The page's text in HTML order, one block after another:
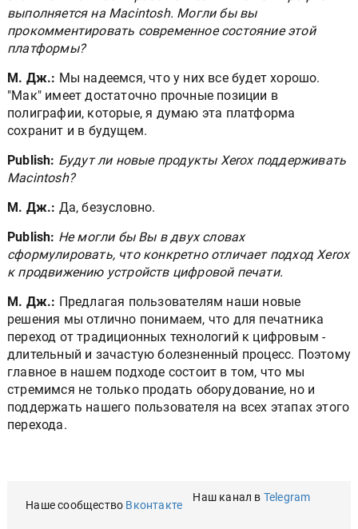
выполняется на Macintosh. Могли бы вы
прокомментировать современное состояние этой
платформы?
М. Дж.: Мы надеемся, что у них все будет хорошо.
"Мак" имеет достаточно прочные позиции в
полиграфии, которые, я думаю эта платформа
сохранит и в будущем.
Publish: Будут ли новые продукты Xerox поддерживать
Macintosh?
М. Дж.: Да, безусловно.
Publish: Не могли бы Вы в двух словах
сформулировать, что конкретно отличает подход Xerox
к продвижению устройств цифровой печати.
М. Дж.: Предлагая пользователям наши новые
решения мы отлично понимаем, что для печатника
переход от традиционных технологий к цифровым -
длительный и зачастую болезненный процесс. Поэтому
главное в нашем подходе состоит в том, что мы
стремимся не только продать оборудование, но и
поддержать нашего пользователя на всех этапах этого
перехода.
Наше сообщество Вконтакте
Наш канал в Telegram